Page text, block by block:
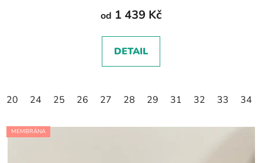
od 1 439 Kč
DETAIL
20 24 25 26 27 28 29 31 32 33 34
MEMBRÁNA